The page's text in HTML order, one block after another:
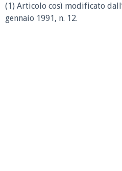
(1) Articolo così modificato
gennaio 1991, n. 12.